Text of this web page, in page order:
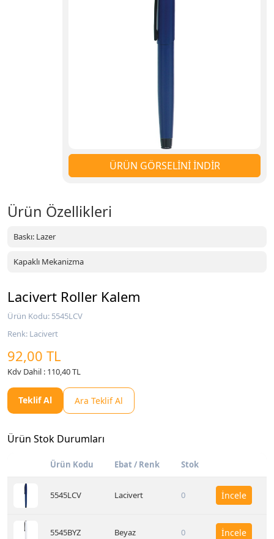
ÜRÜN GÖRSELİNİ İNDİR
Ürün Özellikleri
Baskı: Lazer
Kapaklı Mekanizma
Lacivert Roller Kalem
Ürün Kodu: 5545LCV
Renk: Lacivert
92,00 TL
Kdv Dahil : 110,40 TL
Teklif Al Ara Teklif Al
Ürün Stok Durumları
Ürün Kodu Ebat / Renk Stok
5545LCV Lacivert 0 İncele
5545BYZ Beyaz 0 İncele